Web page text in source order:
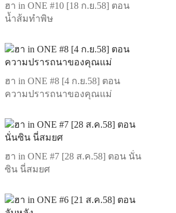
ฮา in ONE #10 [18 ก.ย.58] ตอน
น้ำส้มทำพิษ
ฮา in ONE #8 [4 ก.ย.58] ตอน
ความปรารถนาของคุณแม่
ฮา in ONE #7 [28 ส.ค.58] ตอน นั่น
ซิน นี่สมยศ